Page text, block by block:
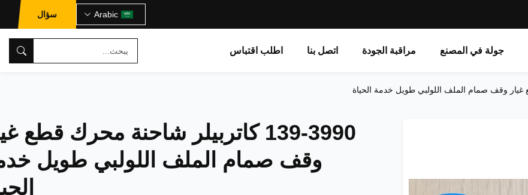
Arabic سؤال
جولة في المصنع مراقبة الجودة اتصل بنا اطلب اقتباس
139-3990 كاتربيلر شاحنة محرك قطع
وقف صمام الملف اللولبي طويل